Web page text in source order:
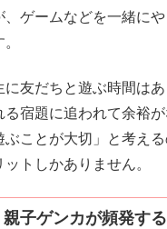
、ゲームなどを一緒に
に友だちと遊ぶ時間は
宿題に追われて余裕が
ぶことが大切」と考え
トしかありません。
子ゲンカが頻発す